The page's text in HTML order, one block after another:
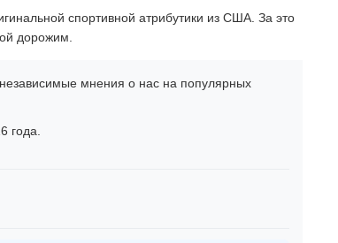
спортивной атрибутики из США. За это
дорожим.
мнения о нас на популярных
года.